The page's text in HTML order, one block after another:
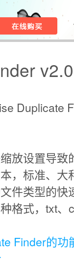
Duplicate
放设置导致
，标准、大
件类型的快
格式，txt
Finder的功